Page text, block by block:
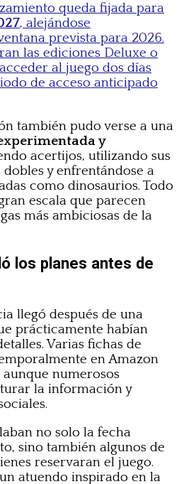
queda fijada para
, alejándose
prevista para 2026.
las ediciones Deluxe o
al juego dos días
de acceso anticipado
también pudo verse a una
y
acertijos, utilizando sus
y enfrentándose a
como dinosaurios. Todo
escala que parecen
más ambiciosas de la
los planes antes de
llegó después de una
prácticamente habían
Varias fichas de
en Amazon
numerosos
la información y
no solo la fecha
sino también algunos de
reservaran el juego.
atuendo inspirado en la